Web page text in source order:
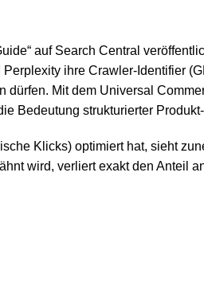
auf Search Central
ihre Crawler-Identifier
Mit dem Universal
Bedeutung strukturierter
Klicks) optimiert hat, sieht
wird, verliert exakt den Anteil